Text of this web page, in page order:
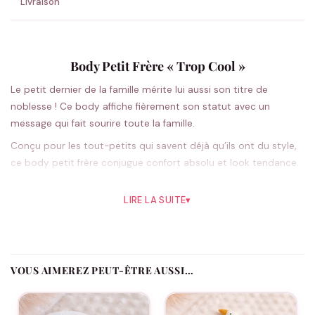
Body Petit Frère « Trop Cool »
Le petit dernier de la famille mérite lui aussi son titre de
noblesse ! Ce body affiche fièrement son statut avec un
message qui fait sourire toute la famille.
Conçu pour les tout-petits qui savent déjà qu’ils ont du style,
ce body petit frère conjugue confort absolu et look tendance.
mouvements de bébé, tandis que son message plein d’humour
son entourage. Les parents apprécieront sa praticité et sa
seront fiers de présenter leur « trop cool » petit protégé.
LIRE LA SUITE▾
VOUS AIMEREZ PEUT-ÊTRE AUSSI…